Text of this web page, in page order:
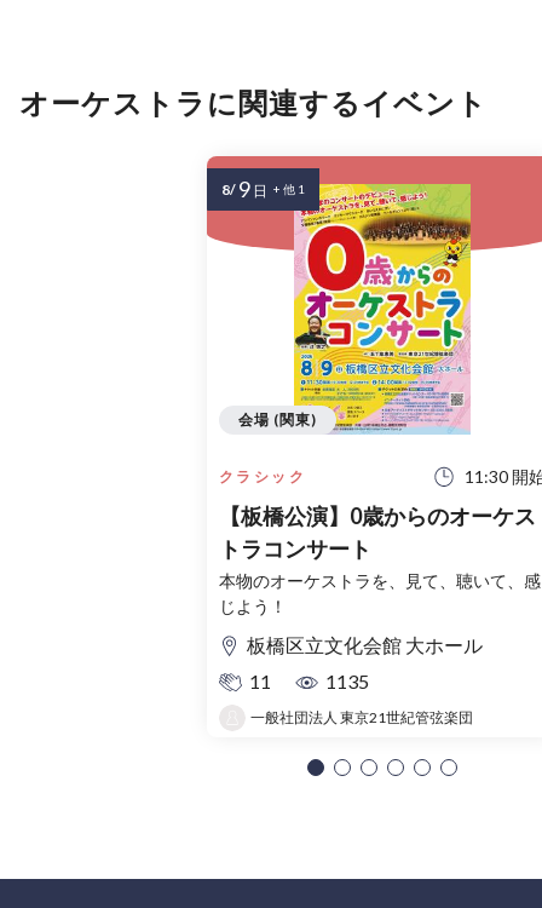
オーケストラに関連するイベント
クラシック 11:30 開
【板橋公演】0歳からのオーケス
トラコンサート
本物のオーケストラを、見て、聴いて、感
じよう！
板橋区立文化会館 大ホール
11
1135
一般社団法人 東京21世紀管弦楽団
会場 (関東)
8/ 9 日 + 他 1